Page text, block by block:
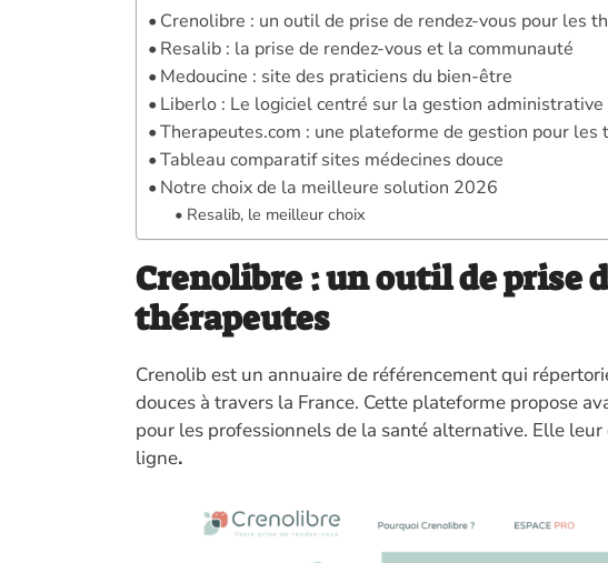
Crenolibre : un outil de prise de rendez-vous pour les
Resalib : la prise de rendez-vous et la communauté
Medoucine : site des praticiens du bien-être
Liberlo : Le logiciel centré sur la gestion administrative
Therapeutes.com : une plateforme de gestion pour les
Tableau comparatif sites médecines douce
Notre choix de la meilleure solution 2026
Resalib, le meilleur choix
Crenolibre : un outil de prise
thérapeutes
Crenolib est un annuaire de référencement qui
douces à travers la France. Cette plateforme propose
pour les professionnels de la santé alternative. Elle
ligne.